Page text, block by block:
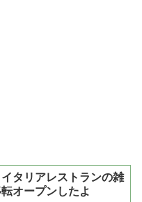
イタリアレストランの雑
オープンしたよ